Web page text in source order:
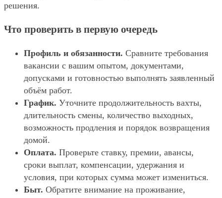
решения.
Что проверить в первую очередь
Профиль и обязанности. Сравните требования
вакансии с вашим опытом, документами,
допусками и готовностью выполнять заявленный
объём работ.
График. Уточните продолжительность вахты,
длительность смены, количество выходных,
возможность продления и порядок возвращения
домой.
Оплата. Проверьте ставку, премии, авансы,
сроки выплат, компенсации, удержания и
условия, при которых сумма может измениться.
Быт. Обратите внимание на проживание,